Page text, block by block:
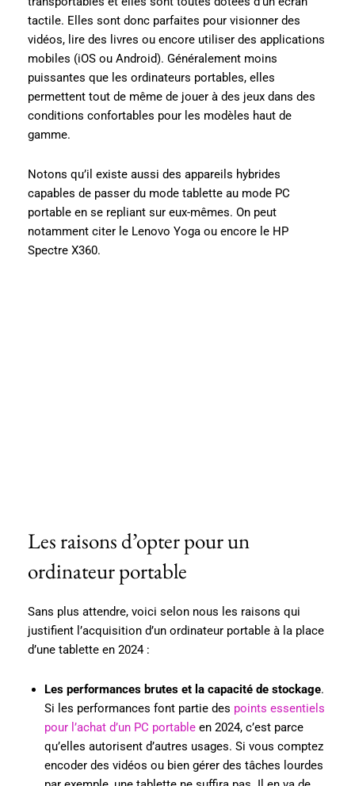
tactile. Elles sont donc parfaites pour visionner des
vidéos, lire des livres ou encore utiliser des applications
mobiles (iOS ou Android). Généralement moins
puissantes que les ordinateurs portables, elles
permettent tout de même de jouer à des jeux dans des
conditions confortables pour les modèles haut de
gamme.
Notons qu’il existe aussi des appareils hybrides
capables de passer du mode tablette au mode PC
portable en se repliant sur eux-mêmes. On peut
notamment citer le Lenovo Yoga ou encore le HP
Spectre X360.
Les raisons d’opter pour un
ordinateur portable
Sans plus attendre, voici selon nous les raisons qui
justifient l’acquisition d’un ordinateur portable à la place
d’une tablette en 2024 :
Les performances brutes et la capacité de stockage.
Si les performances font partie des points essentiels
pour l’achat d’un PC portable en 2024, c’est parce
qu’elles autorisent d’autres usages. Si vous comptez
encoder des vidéos ou bien gérer des tâches lourdes